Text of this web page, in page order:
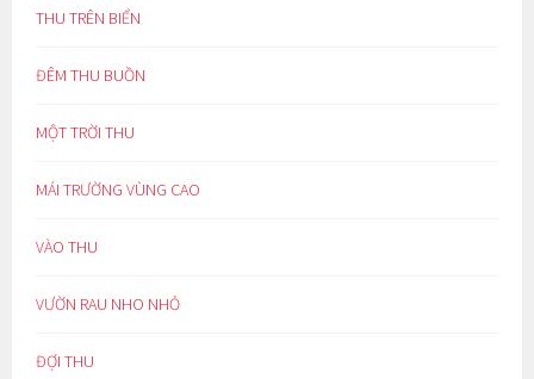
THU TRÊN BIỂN
ĐÊM THU BUỒN
MỘT TRỜI THU
MÁI TRƯỜNG VÙNG CAO
VÀO THU
VƯỜN RAU NHO NHỎ
ĐỢI THU